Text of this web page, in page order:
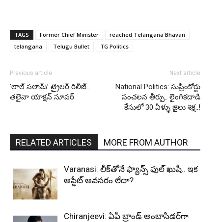
TAGS Former Chief Minister
reached Telangana Bhavan
telangana
Telugu Bullet TG Politics
Previous article
‘లాల్ సలామ్’ ట్రైలర్ రిలీజ్..
తలైవా యాక్షన్ సూపర్
Next article
National Politics: సుప్రీంకోర్టు
సంచలన తీర్పు.. లైంగికదాడి
కేసులో 30 ఏళ్ళు జైలు శిక్ష..!
RELATED ARTICLES MORE FROM AUTHOR
Varanasi: లీక్‌తోనే ఫ్యాన్స్ ఫుల్ ఖుషీ.. ఇక
అప్డేట్ అవసరం లేదా?
Chiranjeevi: ఏపీ బ్రాండ్ అంబాసిడర్‌గా